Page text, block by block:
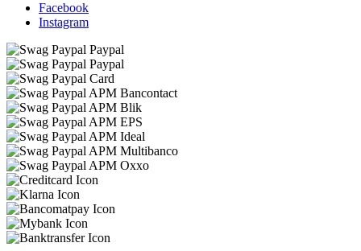
Facebook
Instagram